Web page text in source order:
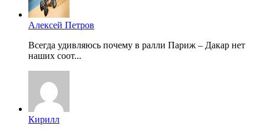
Алексей Петров
Всегда удивляюсь почему в ралли Париж – Дакар нет
наших соот...
Кирилл